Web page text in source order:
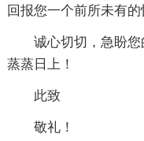
回报您一个前所未有的
诚心切切，急盼
蒸蒸日上！
此致
敬礼！